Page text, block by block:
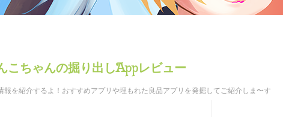
ちゃんの掘り出しAppレビュー
を紹介するよ！おすすめアプリや埋もれた良品アプリを発掘してご紹介しま〜す